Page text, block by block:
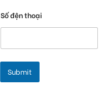
Số đện thoại
Submit